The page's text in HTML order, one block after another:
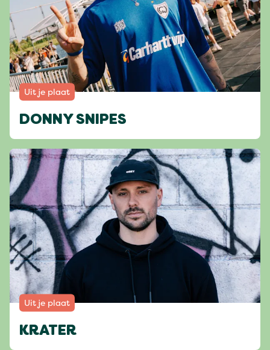
Uit je plaat
DONNY SNIPES
Uit je plaat
KRATER